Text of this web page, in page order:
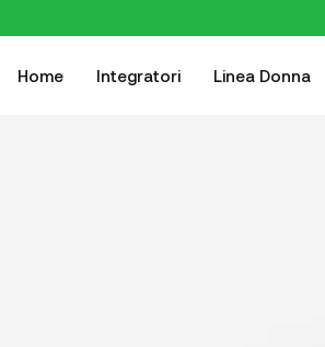
Home Integratori Linea Donna